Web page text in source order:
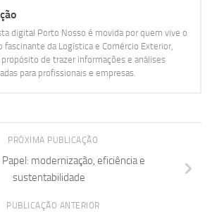
digital Porto Nosso é movida por quem vive o
fascinante da Logística e Comércio Exterior,
de trazer informações e análises
para profissionais e empresas.
PRÓXIMA PUBLICAÇÃO
modernização, eficiência e
sustentabilidade
PUBLICAÇÃO ANTERIOR